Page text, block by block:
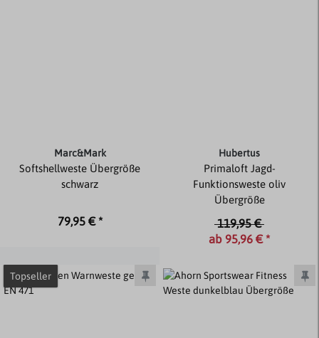
Marc&Mark
Softshellweste Übergröße
schwarz
79,95 € *
Hubertus
Primaloft Jagd-
Funktionsweste oliv
Übergröße
119,95 €
ab 95,96 € *
Topseller